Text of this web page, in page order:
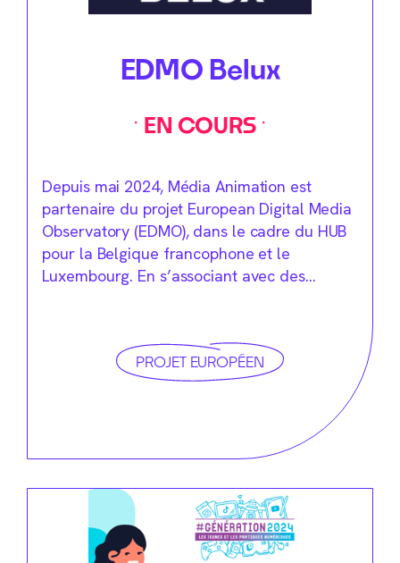
EDMO Belux
EN COURS
Depuis mai 2024, Média Animation est
partenaire du projet European Digital Media
Observatory (EDMO), dans le cadre du HUB
pour la Belgique francophone et le
Luxembourg. En s’associant avec des…
PROJET EUROPÉEN